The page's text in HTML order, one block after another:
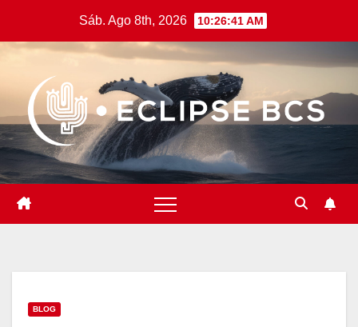
Sáb. Ago 8th, 2026 10:26:42 AM
BLOG